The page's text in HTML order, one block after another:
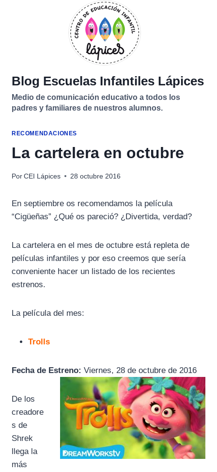
Blog Escuelas Infantiles Lápices
Medio de comunicación educativo a todos los
padres y familiares de nuestros alumnos.
RECOMENDACIONES
La cartelera en octubre
Por CEI Lápices 28 octubre 2016
En septiembre os recomendamos la película
“Cigüeñas” ¿Qué os pareció? ¿Divertida, verdad?
La cartelera en el mes de octubre está repleta de
películas infantiles y por eso creemos que sería
conveniente hacer un listado de los recientes
estrenos.
La película del mes:
Trolls
Fecha de Estreno: Viernes, 28 de octubre de 2016
De los
creadore
s de
Shrek
llega la
más